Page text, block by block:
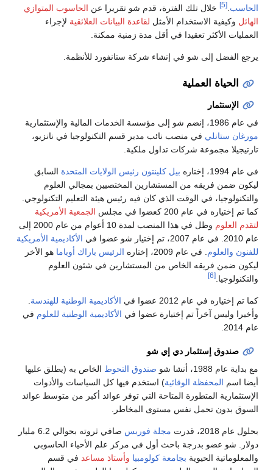
. خلال تلك الفترة، قدم شو تقريرا عن الحاسوب المتوازي
وكيفية الاستخدام الأمثللقاعدة البيانات العلائقيةلإجراء
الأكثر تعقيدا في أقل مدة زمنية ممكنة.
الفضل إلى شو في إنشاء شركة ستانفورد للأنظمة.
الحياة العملية
الإستثمار
إنضم شو إلى مؤسسة الخدمات المالية والإستثمارية
ستانليفي منصب نائب مدير قسم التكنولوجيا في نانزيو،
مجموعة شركات تداول ملكية.
عام 1994، إختاره بيل كلينتون رئيس الولايات المتحدةالسابق
ضمن فريقه من المستشارين المختصيين بمجالي العلوم
في الوقت الذي كان فيه رئيس هيئة التعليم التكنولوجي.
تم إختياره في عام 200 كعضوا في مجلس
الجمعية الأمريكية
العلوم
وظل في هذا المنصب لمدة 10 أعوام من عام 2000 إلى
الأكاديمية الأمريكية
والعلوم. في عام 2009، إختاره الرئيس باراك أوباماهو الأخر
ضمن فريقه الخاص من المستشارين في شئون العلوم
تم إختياره في عام 2012 عضوا في الأكاديمية الوطنية للهندسة.
وليس آخراً تم إختيارة عضوا في الأكاديمية الوطنية للعلومفي
صندوق إستثمار دي إي شو
بداية عام 1988، أنشا شو
صندوق التحوطالخاص به (يطلق عليها
اسمالمحفظة الوقائية) استخدم فيها كل السياسات والأدوات
المتطورة المتاحة التي توفر عوائد أكبر من متوسط عوائد
بدون تحمل نفس مستوى المخاطر.
عام 2018، قدرت مجلة فوربس
صافي ثروته بحوالي 6.2 مليار
شو عضو بدرجة باحث أول في مركز علم الأحياء الحاسوبي
الحيويةبجامعة كولومبيا وأستاذ مساعدفي قسم